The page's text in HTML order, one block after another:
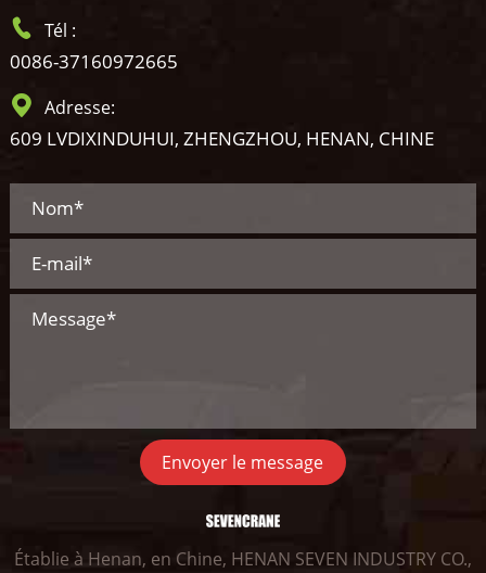
Tél :
0086-37160972665
Adresse:
609 LVDIXINDUHUI, ZHENGZHOU, HENAN, CHINE
Envoyer le message
Établie à Henan, en Chine, HENAN SEVEN INDUSTRY CO.,